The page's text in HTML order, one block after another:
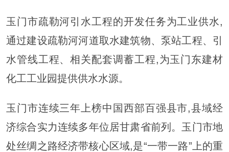
玉门市疏勒河引水工程的开发任务为工业供水,
通过建设疏勒河河道取水建筑物、泵站工程、引
水管线工程、相关配套调蓄工程,为玉门东建材
化工工业园提供供水水源。
玉门市连续三年上榜中国西部百强县市,县域经
济综合实力连续多年位居甘肃省前列。玉门市地
处丝绸之路经济带核心区域,是“一带一路”上的重